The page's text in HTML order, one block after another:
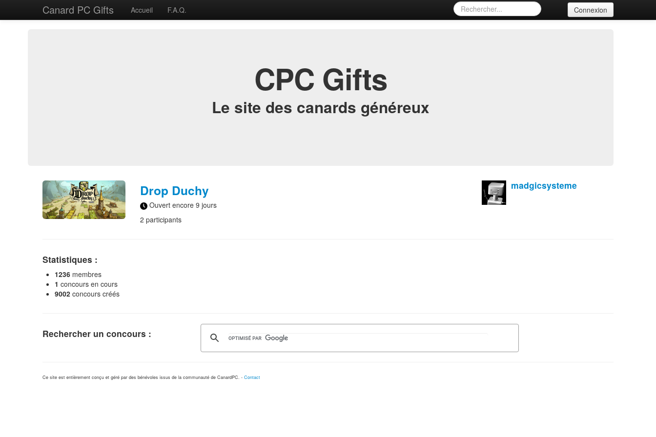
Canard PC Gifts Accueil F.A.Q. Connexion
CPC Gifts
Le site des canards généreux
Drop Duchy
Ouvert encore 9 jours
2 participants
madgicsysteme
Statistiques :
1236 membres
1 concours en cours
9002 concours créés
Rechercher un concours :
Ce site est entièrement conçu et géré par des bénévoles issus de la communauté de CanardPC. - Contact